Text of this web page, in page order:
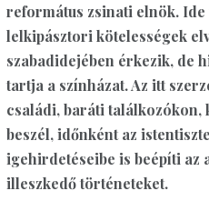
református zsinati elnök.
lelkipásztori kötelességek
szabadidejében érkezik, de
tartja a színházat. Az itt
családi, baráti találkozókon,
beszél, időnként az
igehirdetéseibe is beépíti az
illeszkedő történeteket.